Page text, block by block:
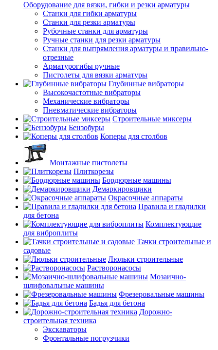
Оборудование для вязки, гибки и резки арматуры
Станки для гибки арматуры
Станки для резки арматуры
Рубочные станки для арматуры
Ручные станки для резки арматуры
Станки для выпрямления арматуры и правильно-
отрезные
Арматурогибы ручные
Пистолеты для вязки арматуры
Глубинные вибраторы
Высокочастотные вибраторы
Механические вибраторы
Пневматические вибраторы
Строительные миксеры
Бензобуры
Коперы для столбов
Монтажные пистолеты
Плиткорезы
Бордюрные машины
Демаркировщики
Окрасочные аппараты
Правила и гладилки
для бетона
Комплектующие
для виброплиты
Тачки строительные и
садовые
Люльки строительные
Растворонасосы
Мозаично-
шлифовальные машины
Фрезеровальные машины
Бадья для бетона
Дорожно-
строительная техника
Экскаваторы
Фронтальные погрузчики